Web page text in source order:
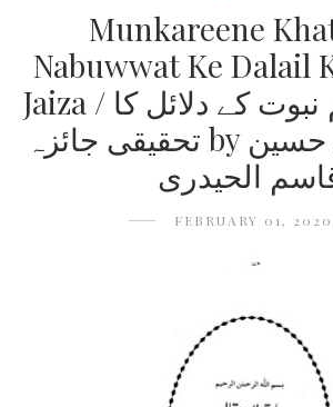
Munkareene
Nabuwwat Ke Dalail
Jaiza / منکرین ختم نبوت کے دلائل کا
تحقیقی جائزہ by مولانا احمد حسین
الحیدری
FEBRUARY 01, 2020